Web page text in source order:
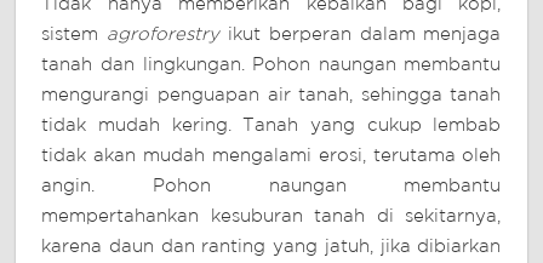
sistem agroforestryikut berperan dalam menjaga
tanah dan lingkungan. Pohon naungan membantu
mengurangi penguapan air tanah, sehingga tanah
tidak mudah kering. Tanah yang cukup lembab
tidak akan mudah mengalami erosi, terutama oleh
angin. Pohon naungan membantu
mempertahankan kesuburan tanah di sekitarnya,
karena daun dan ranting yang jatuh, jika dibiarkan